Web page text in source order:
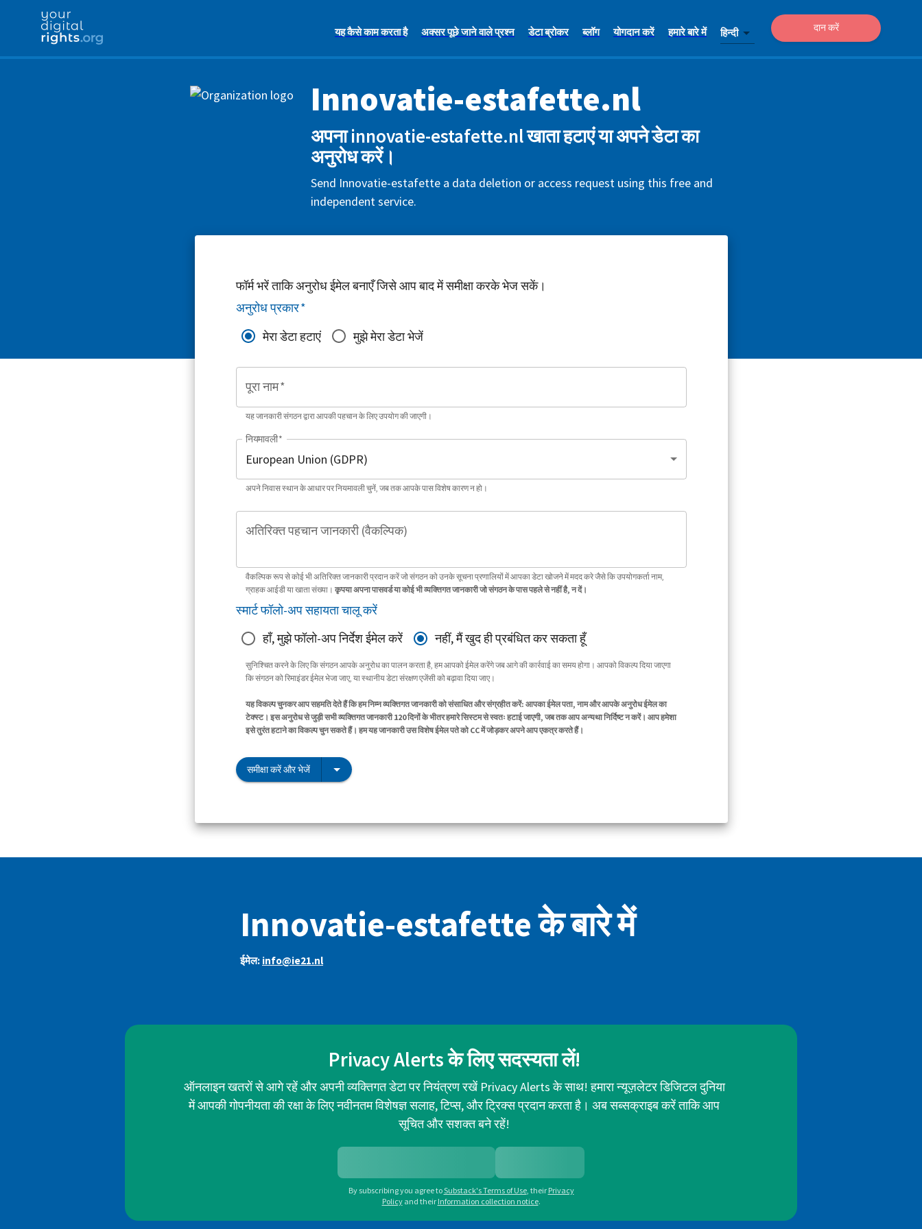
यह कैसे काम करता है अक्सर पूछे जाने वाले प्रश्न डेटा ब्रोकर ब्लॉग योगदान करें हमारे बारे में हिन्दी दान करें
Innovatie-estafette.nl
अपना innovatie-estafette.nl खाता हटाएं या अपने डेटा का
अनुरोध करें।
Send Innovatie-estafette a data deletion or access request using this free and
independent service.
फॉर्म भरें ताकि अनुरोध ईमेल बनाएँ जिसे आप बाद में समीक्षा करके भेज सकें।
अनुरोध प्रकार*
मेरा डेटा हटाएं
मुझे मेरा डेटा भेजें
पूरा नाम*
यह जानकारी संगठन द्वारा आपकी पहचान के लिए उपयोग की जाएगी।
नियमावली*
अपने निवास स्थान के आधार पर नियमावली चुनें, जब तक आपके पास विशेष कारण न हो।
अतिरिक्त पहचान जानकारी (वैकल्पिक)
वैकल्पिक रूप से कोई भी अतिरिक्त जानकारी प्रदान करें जो संगठन को उनके सूचना प्रणालियों में आपका डेटा खोजने में मदद करे जैसे कि उपयोगकर्ता नाम,
ग्राहक आईडी या खाता संख्या। कृपया अपना पासवर्ड या कोई भी व्यक्तिगत जानकारी जो संगठन के पास पहले से नहीं है, न दें।
स्मार्ट फॉलो-अप सहायता चालू करें
हाँ, मुझे फॉलो-अप निर्देश ईमेल करें
नहीं, मैं खुद ही प्रबंधित कर सकता हूँ
सुनिश्चित करने के लिए कि संगठन आपके अनुरोध का पालन करता है, हम आपको ईमेल करेंगे जब आगे की कार्रवाई का समय होगा। आपको विकल्प दिया जाएगा
कि संगठन को रिमाइंडर ईमेल भेजा जाए, या स्थानीय डेटा संरक्षण एजेंसी को बढ़ावा दिया जाए।
यह विकल्प चुनकर आप सहमति देते हैं कि हम निम्न व्यक्तिगत जानकारी को संसाधित और संग्रहीत करें: आपका ईमेल पता, नाम और आपके अनुरोध ईमेल का
टेक्स्ट। इस अनुरोध से जुड़ी सभी व्यक्तिगत जानकारी 120 दिनों के भीतर हमारे सिस्टम से स्वतः हटाई जाएगी, जब तक आप अन्यथा निर्दिष्ट न करें। आप हमेशा
इसे तुरंत हटाने का विकल्प चुन सकते हैं। हम यह जानकारी उस विशेष ईमेल पते को CC में जोड़कर अपने आप एकत्र करते हैं।
समीक्षा करें और भेजें
Innovatie-estafette के बारे में
ईमेल: info@ie21.nl
Privacy Alerts के लिए सदस्यता लें!
ऑनलाइन खतरों से आगे रहें और अपनी व्यक्तिगत डेटा पर नियंत्रण रखें Privacy Alerts के साथ! हमारा न्यूज़लेटर डिजिटल दुनिया
में आपकी गोपनीयता की रक्षा के लिए नवीनतम विशेषज्ञ सलाह, टिप्स, और ट्रिक्स प्रदान करता है। अब सब्सक्राइब करें ताकि आप
सूचित और सशक्त बने रहें!
By subscribing you agree toSubstack's Terms of Use, their Privacy
Policy and their Information collection notice.